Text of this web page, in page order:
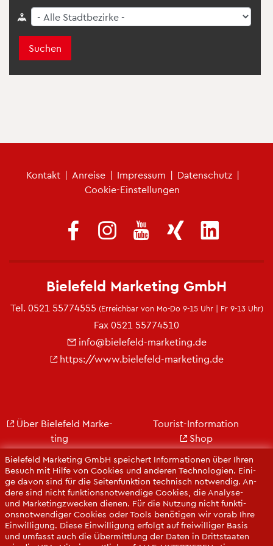
Suchen
Kon­takt | An­rei­se | Im­pres­sum | Da­ten­schutz |
Coo­kie-Ein­stel­lun­gen
Bie­le­feld Mar­ke­ting GmbH spei­chert In­for­ma­tio­nen über Ihren
Be­such mit Hilfe von Coo­kies und an­de­ren Tech­no­lo­gi­en. Ei­ni­
ge davon sind für die Sei­ten­funk­ti­on tech­nisch not­wen­dig. An­
de­re sind nicht funk­ti­ons­not­wen­di­ge Coo­kies, die Ana­ly­se-
und Mar­ke­ting­zwe­cken die­nen. Für die Nut­zung nicht funk­ti­
ons­not­wen­di­ger Coo­kies oder Tools be­nö­ti­gen wir vorab Ihre
Ein­wil­li­gung. Diese Ein­wil­li­gung er­folgt auf frei­wil­li­ger Basis
und um­fasst auch die Über­mitt­lung der Daten in Dritt­staa­ten
Bie­le­feld Mar­ke­ting GmbH
Tel. 0521 55774555 (Er­reich­bar von Mo-Do 9-15 Uhr | Fr 9-13 Uhr)
Fax 0521 55774510
info@​bielefeld-​marketing.​de
https://​www.​bielefeld-​marketing.​de
Über Bie­le­feld Mar­ke­
ting
Kon­takt
Ge­schäfts­be­richt
Pres­se
Tou­rist-In­for­ma­ti­on
Shop
Bie­le­feld-Gut­schein
Web­cams